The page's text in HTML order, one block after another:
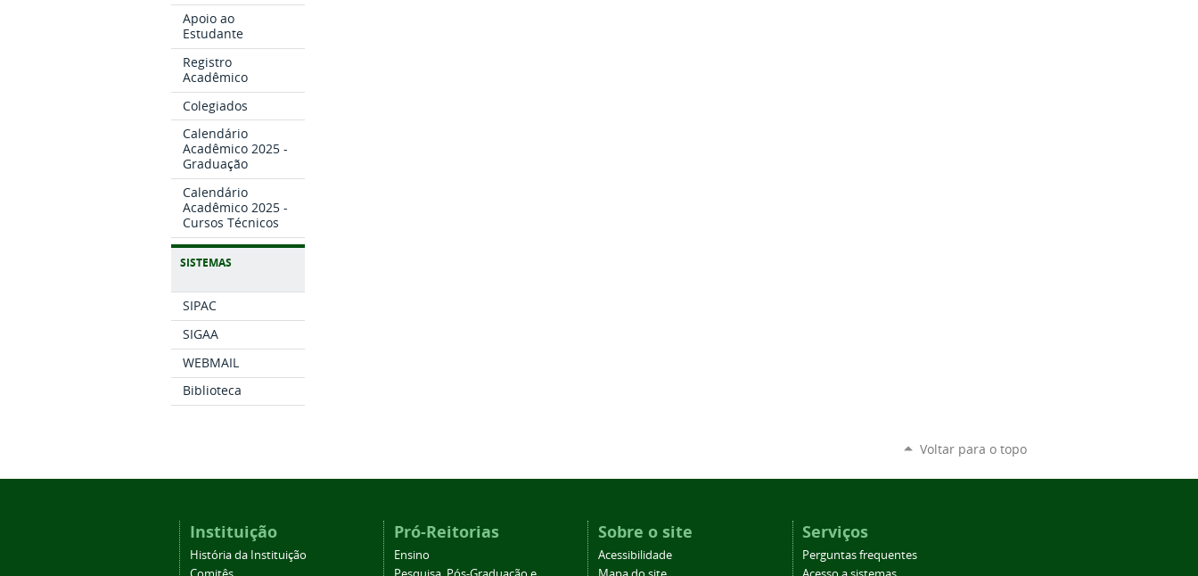
Apoio ao
Estudante
Registro
Acadêmico
Colegiados
Calendário
Acadêmico 2025 -
Graduação
Calendário
Acadêmico 2025 -
Cursos Técnicos
SISTEMAS
SIPAC
SIGAA
WEBMAIL
Biblioteca
Voltar para o topo
Instituição
História da Instituição
Pró-Reitorias
Ensino
Sobre o site
Acessibilidade
Serviços
Perguntas frequentes